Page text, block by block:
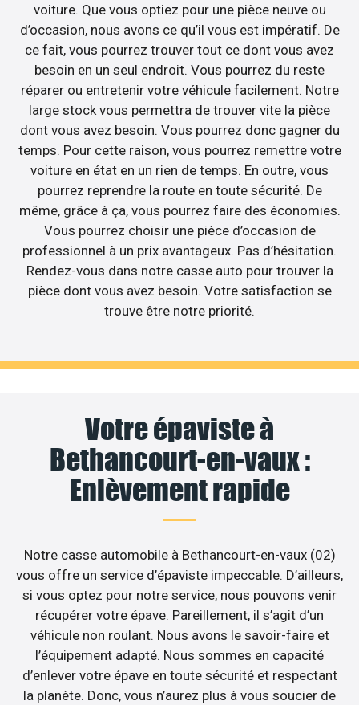
voiture. Que vous optiez pour une pièce neuve ou
d’occasion, nous avons ce qu’il vous est impératif. De
ce fait, vous pourrez trouver tout ce dont vous avez
besoin en un seul endroit. Vous pourrez du reste
réparer ou entretenir votre véhicule facilement. Notre
large stock vous permettra de trouver vite la pièce
dont vous avez besoin. Vous pourrez donc gagner du
temps. Pour cette raison, vous pourrez remettre votre
voiture en état en un rien de temps. En outre, vous
pourrez reprendre la route en toute sécurité. De
même, grâce à ça, vous pourrez faire des économies.
Vous pourrez choisir une pièce d’occasion de
professionnel à un prix avantageux. Pas d’hésitation.
Rendez-vous dans notre casse auto pour trouver la
pièce dont vous avez besoin. Votre satisfaction se
trouve être notre priorité.
Votre épaviste à
Bethancourt-en-vaux :
Enlèvement rapide
Notre casse automobile à Bethancourt-en-vaux (02)
vous offre un service d’épaviste impeccable. D’ailleurs,
si vous optez pour notre service, nous pouvons venir
récupérer votre épave. Pareillement, il s’agit d’un
véhicule non roulant. Nous avons le savoir-faire et
l’équipement adapté. Nous sommes en capacité
d’enlever votre épave en toute sécurité et respectant
la planète. Donc, vous n’aurez plus à vous soucier de